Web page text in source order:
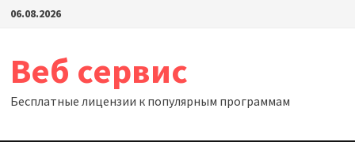
Перейти
содержимому
06.08.2026
Веб сервис
Бесплатные лицензии к популярным программам